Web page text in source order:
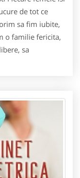
de tot ce
sa fim iubite,
o familie fericita,
sa